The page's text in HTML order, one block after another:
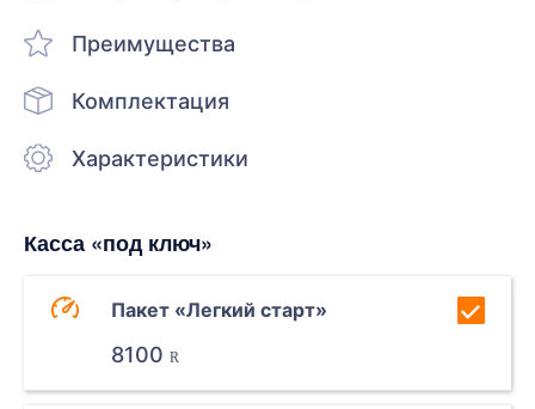
Преимущества
Комплектация
Характеристики
Касса «под ключ»
Пакет «Легкий старт»
8100 R